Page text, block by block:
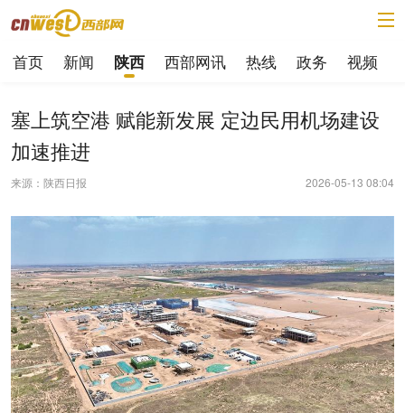
首页 新闻 陕西 西部网讯 热线 政务 视频
塞上筑空港 赋能新发展 定边民用机场建设
加速推进
来源：陕西日报 2026-05-13 08:04